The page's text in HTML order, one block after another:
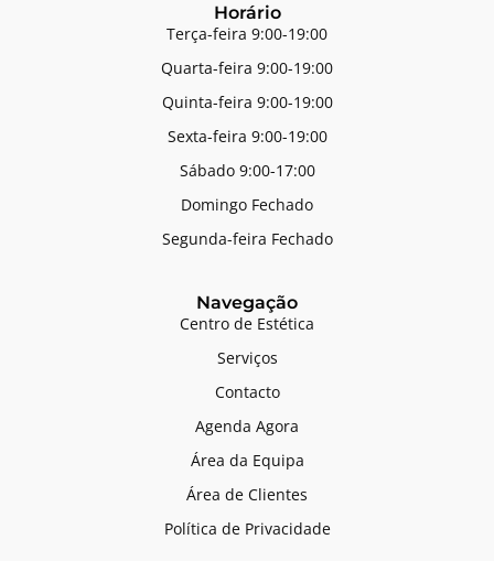
Horário
Terça-feira 9:00-19:00
Quarta-feira 9:00-19:00
Quinta-feira 9:00-19:00
Sexta-feira 9:00-19:00
Sábado 9:00-17:00
Domingo Fechado
Segunda-feira Fechado
Navegação
Centro de Estética
Serviços
Contacto
Agenda Agora
Área da Equipa
Área de Clientes
Política de Privacidade